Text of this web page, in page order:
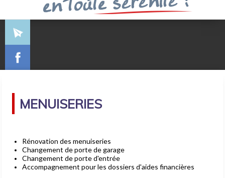
MENUISERIES
Rénovation des menuiseries
Changement de porte de garage
Changement de porte d'entrée
Accompagnement pour les dossiers d'aides financières